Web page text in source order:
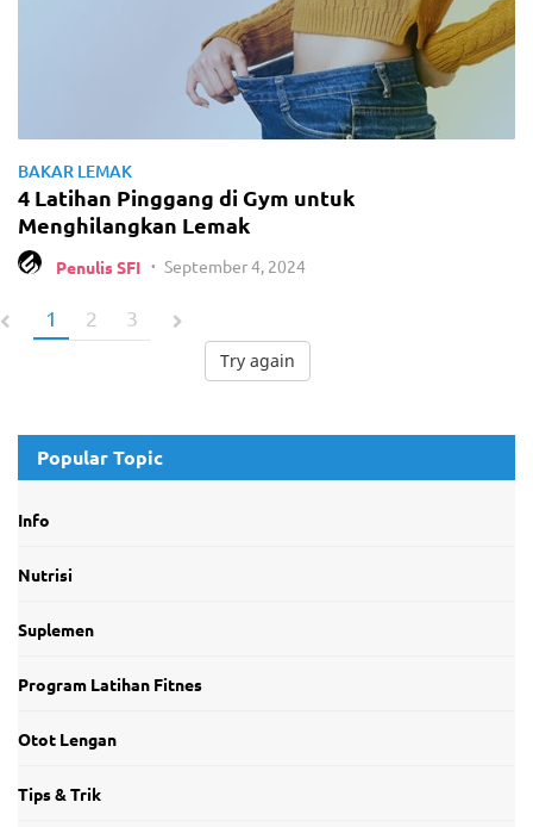
BAKAR LEMAK
4 Latihan Pinggang di Gym untuk
Menghilangkan Lemak
Penulis SFI • September 4, 2024
1 2 3
Try again
Popular Topic
Info
Nutrisi
Suplemen
Program Latihan Fitnes
Otot Lengan
Tips & Trik